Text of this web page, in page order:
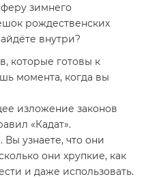
зимнего
рождественских
внутри?
которые готовы к
момента, когда вы
изложение законов
«Кадат».
Вы узнаете, что они
они хрупкие, как
и даже использовать.